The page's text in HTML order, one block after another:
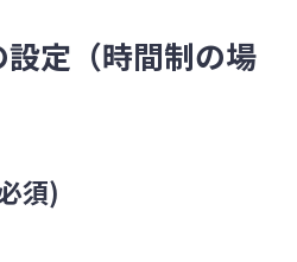
定（時間制の場
須)